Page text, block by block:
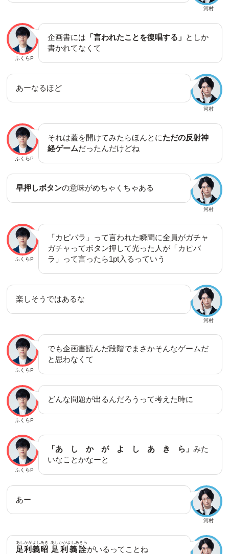
河村
ふくらP
企画書には 「言われたことを復唱する」 としか
書かれてなくて
河村
あーなるほど
ふくらP
それは蓋を開けてみたらほんとにただの反射神
経ゲームだったんだけどね
河村
早押しボタンの意味がめちゃくちゃある
ふくらP
「カピバラ」って言われた瞬間に全員がガチャ
ガチャってボタン押して光った人が「カピバ
ラ」って言ったら1pt入るっていう
河村
楽しそうではあるな
ふくらP
でも企画書読んだ段階でまさかそんなゲームだ
と思わなくて
ふくらP
どんな問題が出るんだろうって考えた時に
ふくらP
「あ し か が よ し あ き ら」みた
いなことかなーと
河村
あー
足利義昭
あしかがよしあき
足利義詮
あしかがよしあきら
がいるってことね